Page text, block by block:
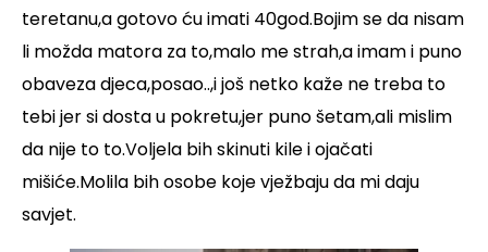
teretanu,a gotovo ću imati 40god.Bojim se da nisam
li možda matora za to,malo me strah,a imam i puno
obaveza djeca,posao..,i još netko kaže ne treba to
tebi jer si dosta u pokretu,jer puno šetam,ali mislim
da nije to to.Voljela bih skinuti kile i ojačati
mišiće.Molila bih osobe koje vježbaju da mi daju
savjet.